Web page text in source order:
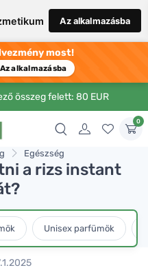
Az alkalmazásba
most!
Az alkalmazásba
összeg felett: 80 EUR
0
Egészség
a rizs instant
Unisex parfümök